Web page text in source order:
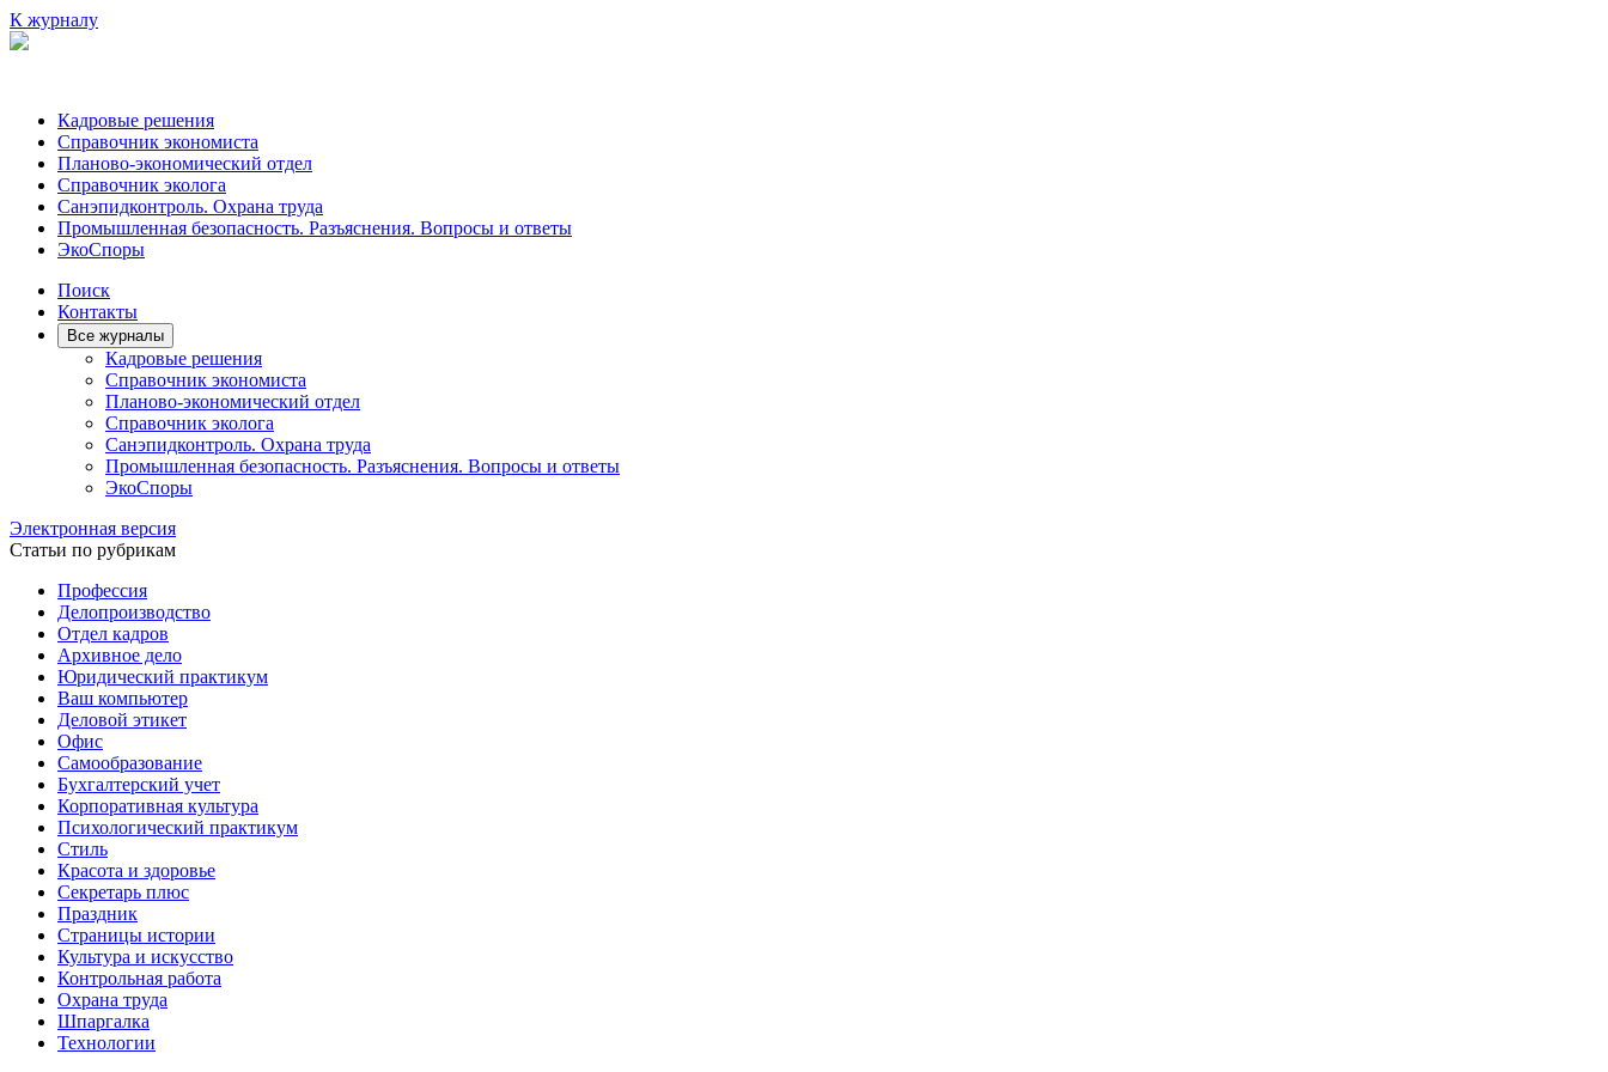
К журналу
Кадровые решения
Справочник экономиста
Планово-экономический отдел
Справочник эколога
Санэпидконтроль. Охрана труда
Промышленная безопасность. Разъяснения. Вопросы и ответы
ЭкоСпоры
Поиск
Контакты
Все журналы
Кадровые решения
Справочник экономиста
Планово-экономический отдел
Справочник эколога
Санэпидконтроль. Охрана труда
Промышленная безопасность. Разъяснения. Вопросы и ответы
ЭкоСпоры
Электронная версия
Статьи по рубрикам
Профессия
Делопроизводство
Отдел кадров
Архивное дело
Юридический практикум
Ваш компьютер
Деловой этикет
Офис
Самообразование
Бухгалтерский учет
Корпоративная культура
Психологический практикум
Стиль
Красота и здоровье
Секретарь плюс
Праздник
Страницы истории
Культура и искусство
Контрольная работа
Охрана труда
Шпаргалка
Технологии